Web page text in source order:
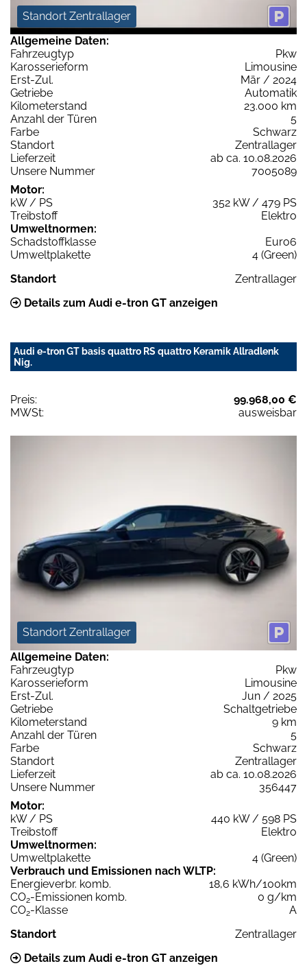
Standort Zentrallager
Allgemeine Daten:
Fahrzeugtyp
Pkw
Karosserieform
Limousine
Erst-Zul.
Mär / 2024
Getriebe
Automatik
Kilometerstand
23.000 km
Anzahl der Türen
5
Farbe
Schwarz
Standort
Zentrallager
Lieferzeit
ab ca. 10.08.2026
Unsere Nummer
7005089
Motor:
kW / PS
352 kW / 479 PS
Treibstoff
Elektro
Umweltnormen:
Schadstoffklasse
Euro6
Umweltplakette
4 (Green)
Standort
Zentrallager
Details zum Audi e-tron GT anzeigen
Audi e-tron GT basis quattro RS quattro Keramik Allradlenk
Nig.
Preis:
99.968,00 €
MWSt:
ausweisbar
Standort Zentrallager
Allgemeine Daten:
Fahrzeugtyp
Pkw
Karosserieform
Limousine
Erst-Zul.
Jun / 2025
Getriebe
Schaltgetriebe
Kilometerstand
9 km
Anzahl der Türen
5
Farbe
Schwarz
Standort
Zentrallager
Lieferzeit
ab ca. 10.08.2026
Unsere Nummer
356447
Motor:
kW / PS
440 kW / 598 PS
Treibstoff
Elektro
Umweltnormen:
Umweltplakette
4 (Green)
Verbrauch und Emissionen nach WLTP:
Energieverbr. komb.
18,6 kWh/100km
CO2-Emissionen komb.
0 g/km
CO2-Klasse
A
Standort
Zentrallager
Details zum Audi e-tron GT anzeigen